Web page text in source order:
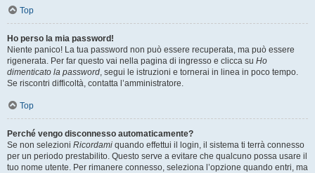
Top
Ho perso la mia password!
Niente panico! La tua password non può essere recuperata, ma può essere
rigenerata. Per far questo vai nella pagina di ingresso e clicca su Ho
dimenticato la password, segui le istruzioni e tornerai in linea in poco tempo.
Se riscontri difficoltà, contatta l’amministratore.
Top
Perché vengo disconnesso automaticamente?
Se non selezioni Ricordami quando effettui il login, il sistema ti terrà connesso
per un periodo prestabilito. Questo serve a evitare che qualcuno possa usare il
tuo nome utente. Per rimanere connesso, seleziona l’opzione quando entri, ma